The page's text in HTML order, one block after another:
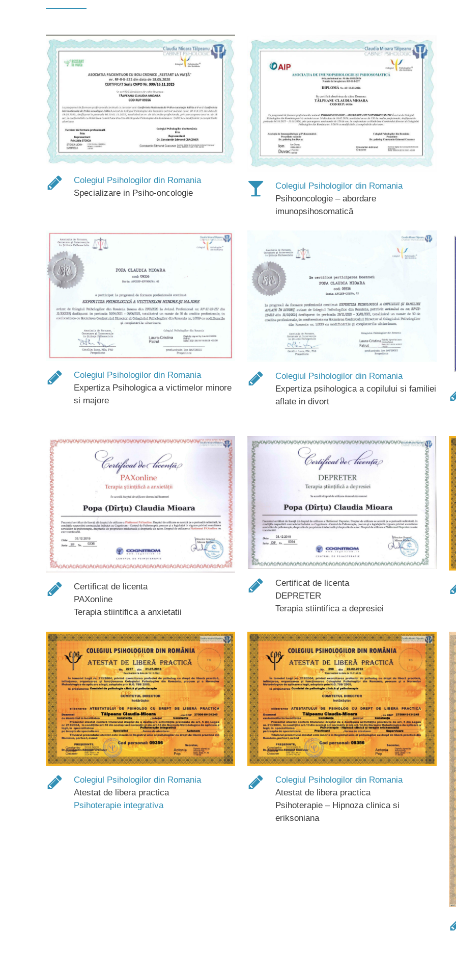
Colegiul Psihologilor din Romania
Specializare in Psiho-oncologie
Colegiul Psihologilor din Romania
Psihooncologie – abordare
imunopsihosomatică
Colegiul Psihologilor din Romania
Expertiza Psihologica a victimelor minore
si majore
Colegiul Psihologilor din Romania
Expertiza psihologica a copilului si familiei
aflate in divort
Certificat de licenta
PAXonline
Terapia stiintifica a anxietatii
Certificat de licenta
DEPRETER
Terapia stiintifica a depresiei
Colegiul Psihologilor din Romania
Atestat de libera practica
Psihoterapie integrativa
Colegiul Psihologilor din Romania
Atestat de libera practica
Psihoterapie – Hipnoza clinica si
eriksoniana